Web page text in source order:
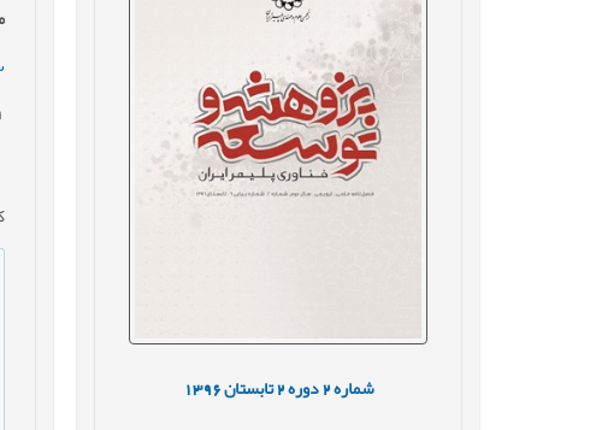
شماره دوره تابستان1396
1